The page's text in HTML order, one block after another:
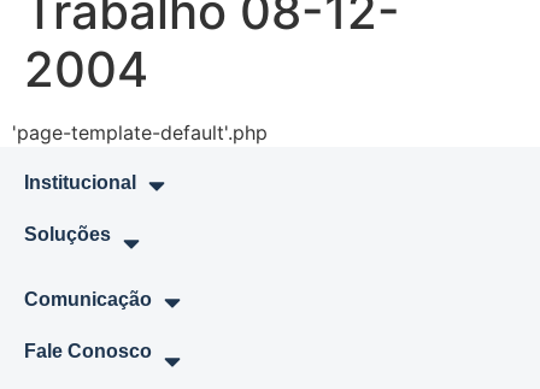
2004
'page-template-default'.php
Institucional
Soluções
Comunicação
Fale Conosco